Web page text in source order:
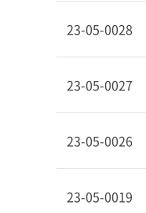
23-05-0028
23-05-0027
23-05-0026
23-05-0019